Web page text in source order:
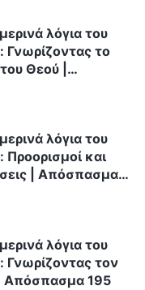
λόγια του
Γνωρίζοντας το
Θεού |
λόγια του
Προορισμοί και
| Απόσπασμα
λόγια του
Γνωρίζοντας τον
Απόσπασμα 195